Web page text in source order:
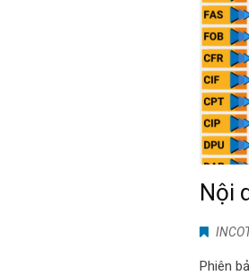
Nội
Phiên